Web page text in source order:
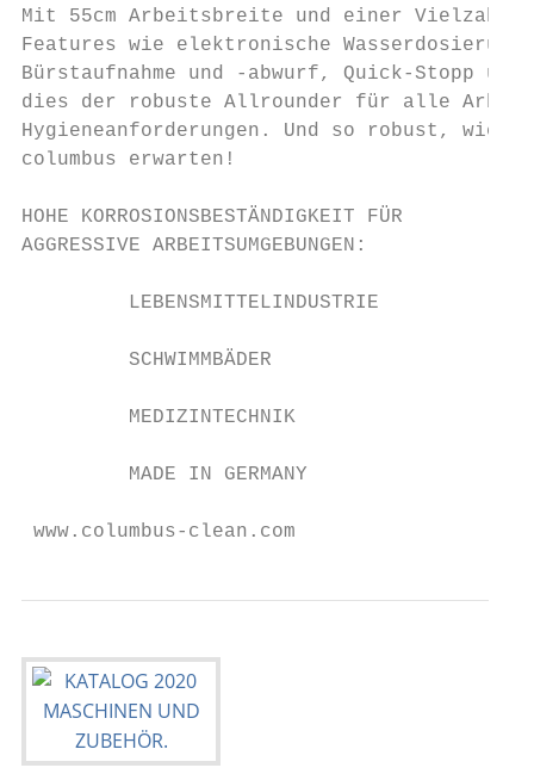
Mit 55cm Arbeitsbreite und einer Vielzahl
Features wie elektronische
Bürstaufnahme und -abwurf, Quick-Stopp
dies der robuste Allrounder für alle
Hygieneanforderungen. Und so robust, wie
columbus erwarten!
HOHE KORROSIONSBESTÄNDIGKEIT FÜR
AGGRESSIVE ARBEITSUMGEBUNGEN:
         LEBENSMITTELINDUSTRIE
         SCHWIMMBÄDER
         MEDIZINTECHNIK
         MADE IN GERMANY
www.columbus-clean.com